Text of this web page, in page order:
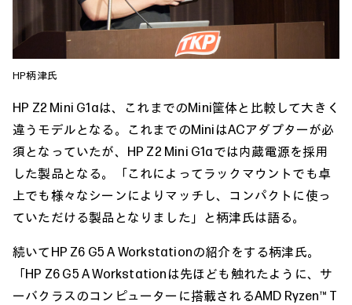
HP柄津氏
HP Z2 Mini G1aは、これまでのMini筐体と比較して大きく
違うモデルとなる。これまでのMiniはACアダプターが必
須となっていたが、HP Z2 Mini G1aでは内蔵電源を採用
した製品となる。「これによってラックマウントでも卓
上でも様々なシーンによりマッチし、コンパクトに使っ
ていただける製品となりました」と柄津氏は語る。
続いてHP Z6 G5 A Workstationの紹介をする柄津氏。
「HP Z6 G5 A Workstationは先ほども触れたように、サ
ーバクラスのコンピューターに搭載されるAMD Ryzen™ T